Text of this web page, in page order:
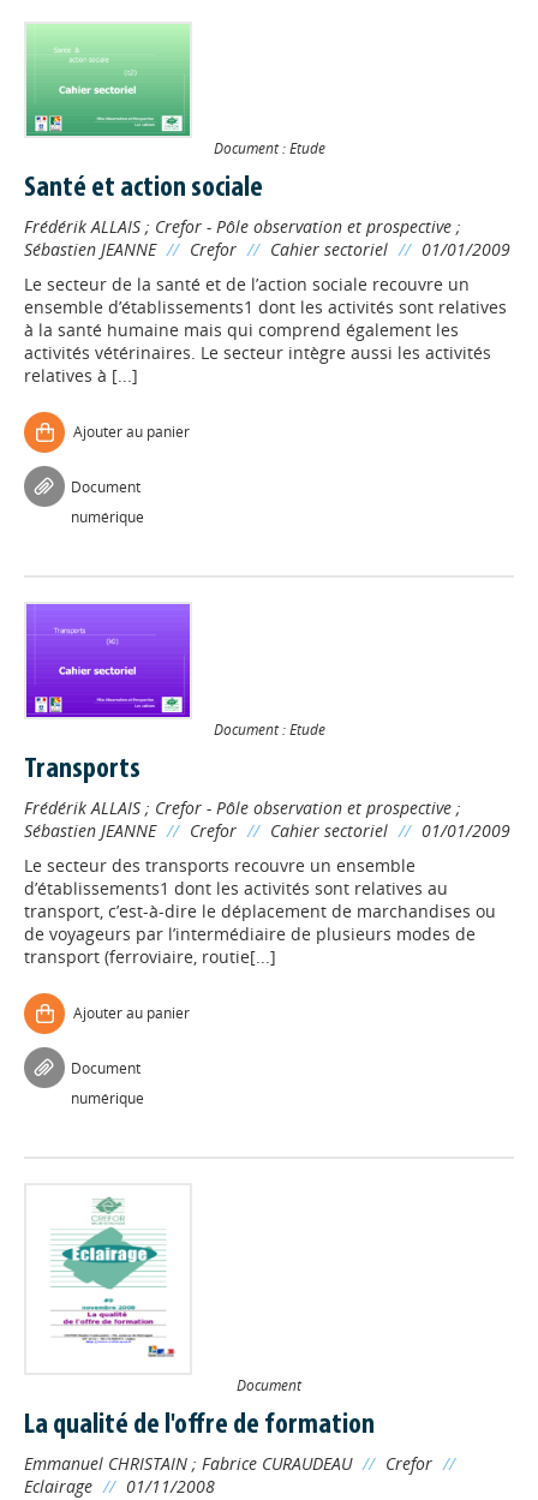
Document : Etude
Santé et action sociale
Frédérik ALLAIS ; Crefor - Pôle observation et prospective ;
Sébastien JEANNE // Crefor // Cahier sectoriel // 01/01/2009
Le secteur de la santé et de l’action sociale recouvre un
ensemble d’établissements1 dont les activités sont relatives
à la santé humaine mais qui comprend également les
activités vétérinaires. Le secteur intègre aussi les activités
relatives à [...]
Ajouter au panier
Document
numérique
Document : Etude
Transports
Frédérik ALLAIS ; Crefor - Pôle observation et prospective ;
Sébastien JEANNE // Crefor // Cahier sectoriel // 01/01/2009
Le secteur des transports recouvre un ensemble
d’établissements1 dont les activités sont relatives au
transport, c’est-à-dire le déplacement de marchandises ou
de voyageurs par l’intermédiaire de plusieurs modes de
transport (ferroviaire, routie[...]
Ajouter au panier
Document
numérique
Document
La qualité de l'offre de formation
Emmanuel CHRISTAIN ; Fabrice CURAUDEAU // Crefor //
Eclairage // 01/11/2008